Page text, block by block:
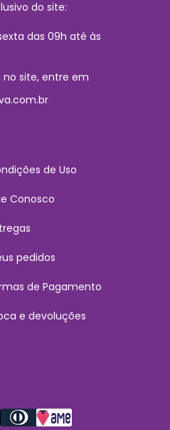
do site:
das 09h até às
site, entre em
de Uso
Conosco
pedidos
de Pagamento
e devoluções